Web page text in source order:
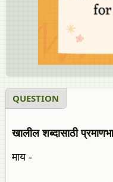
QUESTION
खालील शब्दासाठी
माय -